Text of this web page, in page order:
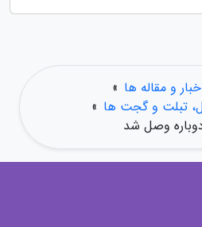
و مقاله ها »
تبلت و گجت ها »
وصل شد